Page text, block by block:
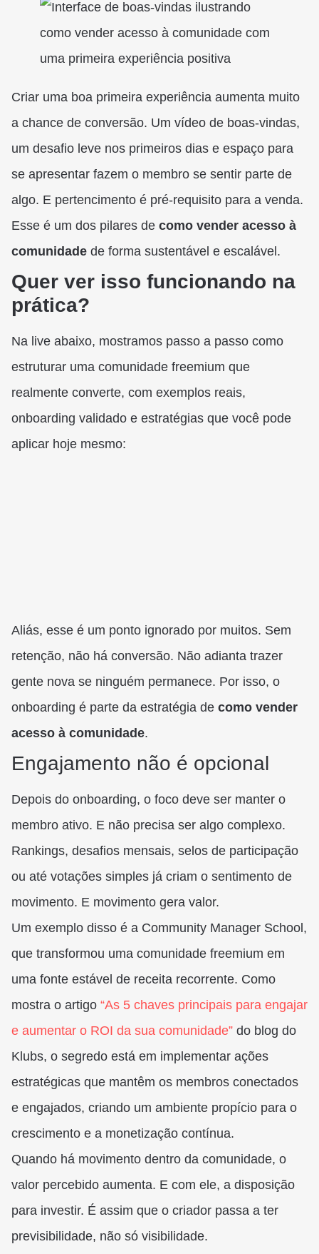
Criar uma boa primeira experiência aumenta muito
a chance de conversão. Um vídeo de boas-vindas,
um desafio leve nos primeiros dias e espaço para
se apresentar fazem o membro se sentir parte de
algo. E pertencimento é pré-requisito para a venda.
Esse é um dos pilares de como vender acesso à
comunidade de forma sustentável e escalável.
Quer ver isso funcionando na
prática?
Na live abaixo, mostramos passo a passo como
estruturar uma comunidade freemium que
realmente converte, com exemplos reais,
onboarding validado e estratégias que você pode
aplicar hoje mesmo:
Aliás, esse é um ponto ignorado por muitos. Sem
retenção, não há conversão. Não adianta trazer
gente nova se ninguém permanece. Por isso, o
onboarding é parte da estratégia de como vender
acesso à comunidade.
Engajamento não é opcional
Depois do onboarding, o foco deve ser manter o
membro ativo. E não precisa ser algo complexo.
Rankings, desafios mensais, selos de participação
ou até votações simples já criam o sentimento de
movimento. E movimento gera valor.
Um exemplo disso é a Community Manager School,
que transformou uma comunidade freemium em
uma fonte estável de receita recorrente. Como
mostra o artigo “As 5 chaves principais para engajar
e aumentar o ROI da sua comunidade” do blog do
Klubs, o segredo está em implementar ações
estratégicas que mantêm os membros conectados
e engajados, criando um ambiente propício para o
crescimento e a monetização contínua.
Quando há movimento dentro da comunidade, o
valor percebido aumenta. E com ele, a disposição
para investir. É assim que o criador passa a ter
previsibilidade, não só visibilidade.